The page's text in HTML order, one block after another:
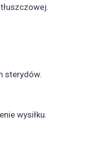
sterydów.
wysiłku.